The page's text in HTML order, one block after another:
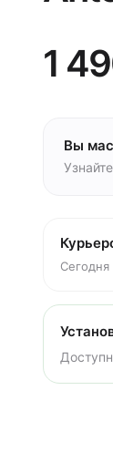
1
Вы
Сегодня